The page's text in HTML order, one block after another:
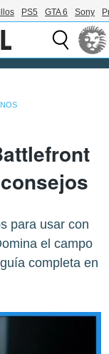
PS5 GTA 6 Sony
para usar con
el campo
completa en